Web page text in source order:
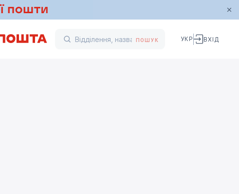
ПОШУК УКР ВХІД